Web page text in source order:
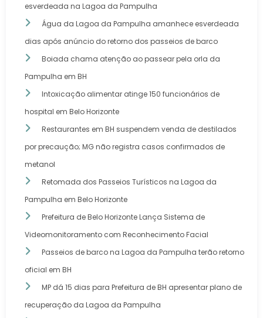
esverdeada na Lagoa da Pampulha
Água da Lagoa da Pampulha amanhece esverdeada
dias após anúncio do retorno dos passeios de barco
Boiada chama atenção ao passear pela orla da
Pampulha em BH
Intoxicação alimentar atinge 150 funcionários de
hospital em Belo Horizonte
Restaurantes em BH suspendem venda de destilados
por precaução; MG não registra casos confirmados de
metanol
Retomada dos Passeios Turísticos na Lagoa da
Pampulha em Belo Horizonte
Prefeitura de Belo Horizonte Lança Sistema de
Videomonitoramento com Reconhecimento Facial
Passeios de barco na Lagoa da Pampulha terão retorno
oficial em BH
MP dá 15 dias para Prefeitura de BH apresentar plano de
recuperação da Lagoa da Pampulha